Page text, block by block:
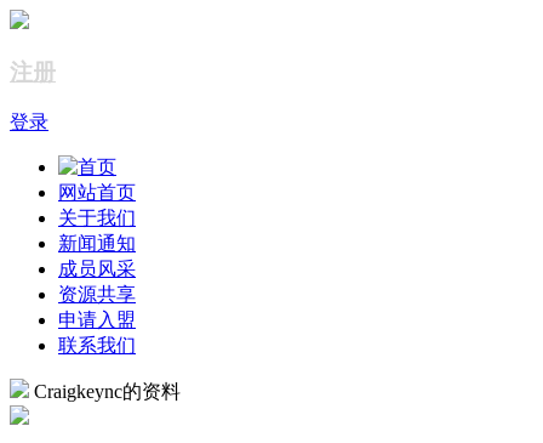
注册
登录
网站首页
关于我们
新闻通知
成员风采
资源共享
申请入盟
联系我们
Craigkeync的资料